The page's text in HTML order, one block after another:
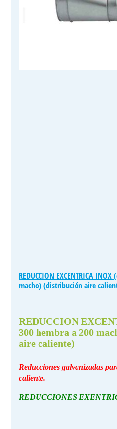
REDUCCION EXCENTRICA
macho) (distribución aire
REDUCCION
300 hembra a 200
aire caliente)
Reducciones galvanizadas
caliente.
REDUCCIONES